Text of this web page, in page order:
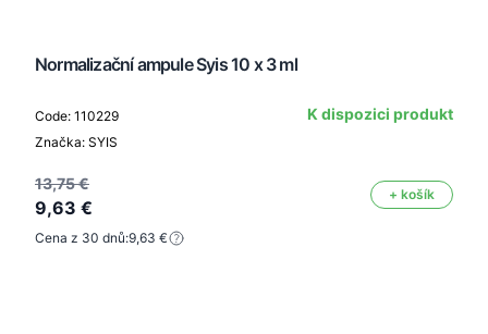
Normalizační ampule Syis 10 x 3 ml
Code: 110229
Značka: SYIS
K dispozici produkt
13,75 €
9,63 €
+ košík
Cena z 30 dnů:9,63 €